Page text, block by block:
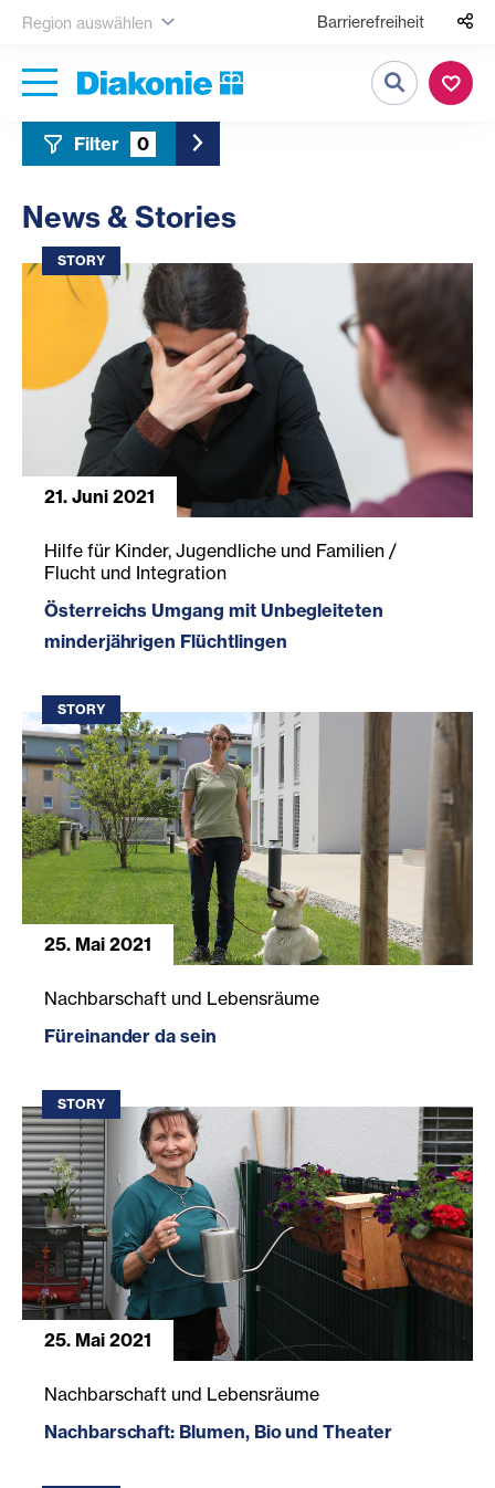
Region auswählen Barrierefreiheit
Suche
Filter 0 Toggle Sidebar Filter
News & Stories
STORY
21. Juni 2021
Hilfe für Kinder, Jugendliche und Familien /
Flucht und Integration
Österreichs Umgang mit Unbegleiteten
minderjährigen Flüchtlingen
STORY
25. Mai 2021
Nachbarschaft und Lebensräume
Füreinander da sein
STORY
25. Mai 2021
Nachbarschaft und Lebensräume
Nachbarschaft: Blumen, Bio und Theater